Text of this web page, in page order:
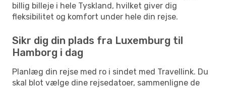
billig billeje i hele Tyskland, hvilket giver dig
fleksibilitet og komfort under hele din rejse.
Sikr dig din plads fra Luxemburg til
Hamborg i dag
Planlæg din rejse med ro i sindet med Travellink. Du
skal blot vælge dine rejsedatoer, sammenligne de